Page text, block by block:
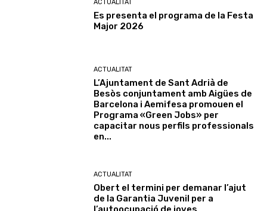
ACTUALITAT
Es presenta el programa de la Festa
Major 2026
ACTUALITAT
L’Ajuntament de Sant Adrià de
Besòs conjuntament amb Aigües de
Barcelona i Aemifesa promouen el
Programa «Green Jobs» per
capacitar nous perfils professionals
en...
ACTUALITAT
Obert el termini per demanar l’ajut
de la Garantia Juvenil per a